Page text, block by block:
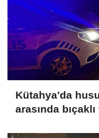
Kütahya'da
arasında